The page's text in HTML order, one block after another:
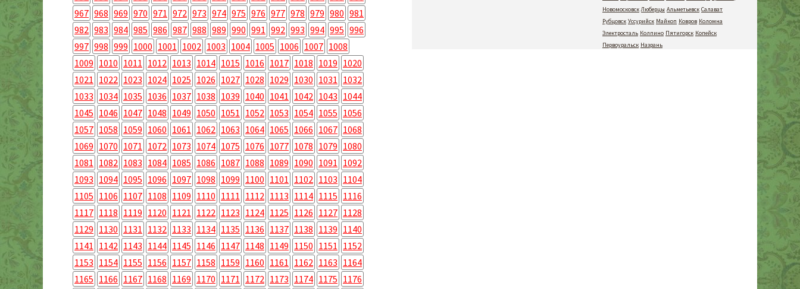
967 968 969 970 971 972 973 974 975 976 977 978 979 980 981
982 983 984 985 986 987 988 989 990 991 992 993 994 995 996
997 998 999 1000 1001 1002 1003 1004 1005 1006 1007 1008
1009 1010 1011 1012 1013 1014 1015 1016 1017 1018 1019 1020
1021 1022 1023 1024 1025 1026 1027 1028 1029 1030 1031 1032
1033 1034 1035 1036 1037 1038 1039 1040 1041 1042 1043 1044
1045 1046 1047 1048 1049 1050 1051 1052 1053 1054 1055 1056
1057 1058 1059 1060 1061 1062 1063 1064 1065 1066 1067 1068
1069 1070 1071 1072 1073 1074 1075 1076 1077 1078 1079 1080
1081 1082 1083 1084 1085 1086 1087 1088 1089 1090 1091 1092
1093 1094 1095 1096 1097 1098 1099 1100 1101 1102 1103 1104
1105 1106 1107 1108 1109 1110 1111 1112 1113 1114 1115 1116
1117 1118 1119 1120 1121 1122 1123 1124 1125 1126 1127 1128
1129 1130 1131 1132 1133 1134 1135 1136 1137 1138 1139 1140
1141 1142 1143 1144 1145 1146 1147 1148 1149 1150 1151 1152
1153 1154 1155 1156 1157 1158 1159 1160 1161 1162 1163 1164
1165 1166 1167 1168 1169 1170 1171 1172 1173 1174 1175 1176
Новомосковск Люберцы Альметьевск Салават
Рубцовск Уссурийск Майкоп Ковров Коломна
Электросталь Колпино Пятигорск Копейск
Первоуральск Назрань